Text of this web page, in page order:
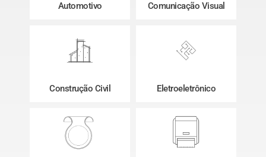
Automotivo Comunicação Visual
Construção Civil Eletroeletrônico